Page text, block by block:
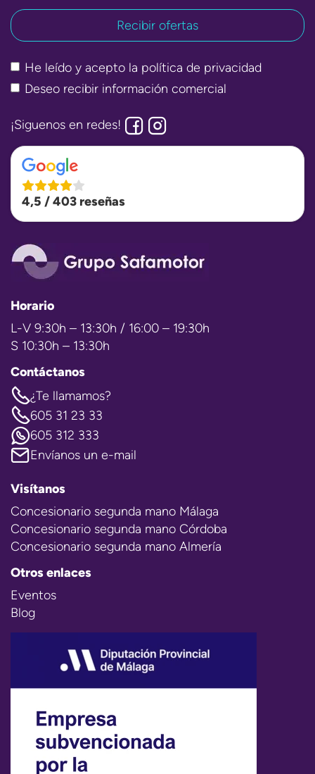
He leído y acepto la política de privacidad
Deseo recibir información comercial
¡Siguenos en redes!
4,5 / 403 reseñas
Horario
L-V 9:30h – 13:30h / 16:00 – 19:30h
S 10:30h – 13:30h
Contáctanos
¿Te llamamos?
605 31 23 33
605 312 333
Envíanos un e-mail
Visítanos
Concesionario segunda mano Málaga
Concesionario segunda mano Córdoba
Concesionario segunda mano Almería
Otros enlaces
Eventos
Blog